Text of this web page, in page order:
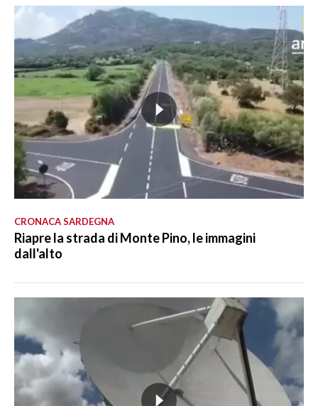
CRONACA SARDEGNA
Riapre la strada di Monte Pino, le immagini
dall'alto